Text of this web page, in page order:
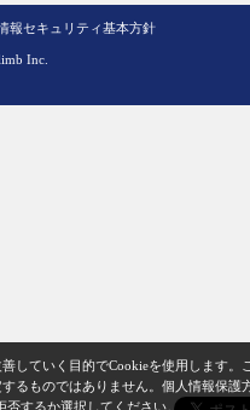
報セキュリティ基本方針
Inc.
していく目的でCookieを使用します。
るものではありません。 個人情報保護
否するか選択してください。